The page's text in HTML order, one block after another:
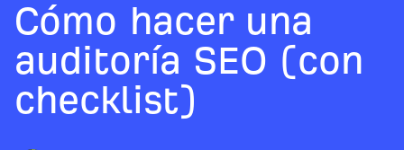
Cómo hacer una
auditoría SEO (con
checklist)